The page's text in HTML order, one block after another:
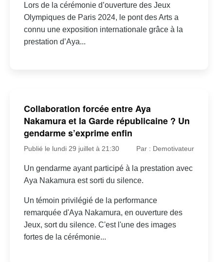
Lors de la cérémonie d’ouverture des Jeux
Olympiques de Paris 2024, le pont des Arts a
connu une exposition internationale grâce à la
prestation d’Aya...
Collaboration forcée entre Aya
Nakamura et la Garde républicaine ? Un
gendarme s’exprime enfin
Publié le lundi 29 juillet à 21:30 Par : Demotivateur
Un gendarme ayant participé à la prestation avec
Aya Nakamura est sorti du silence.
Un témoin privilégié de la performance
remarquée d'Aya Nakamura, en ouverture des
Jeux, sort du silence. C'est l'une des images
fortes de la cérémonie...